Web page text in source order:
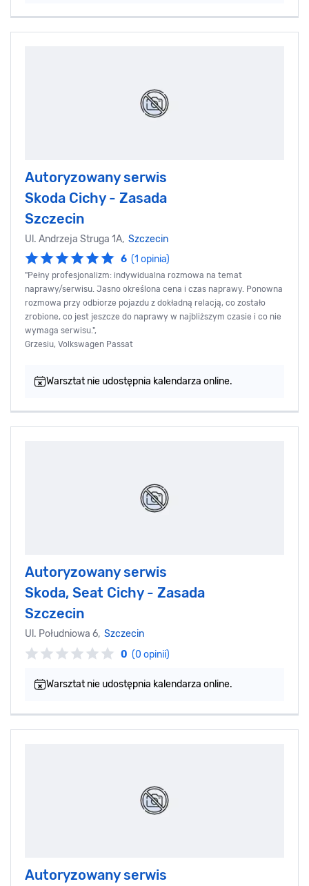
Autoryzowany serwis
Skoda Cichy - Zasada
Szczecin
Ul. Andrzeja Struga 1A, Szczecin
6 (1 opinia)
"Pełny profesjonalizm: indywidualna rozmowa na temat
naprawy/serwisu. Jasno określona cena i czas naprawy. Ponowna
rozmowa przy odbiorze pojazdu z dokładną relacją, co zostało
zrobione, co jest jeszcze do naprawy w najbliższym czasie i co nie
wymaga serwisu.",
Grzesiu, Volkswagen Passat
Warsztat nie udostępnia kalendarza online.
Autoryzowany serwis
Skoda, Seat Cichy - Zasada
Szczecin
Ul. Południowa 6, Szczecin
0 (0 opinii)
Warsztat nie udostępnia kalendarza online.
Autoryzowany serwis